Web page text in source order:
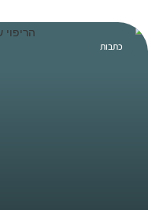
כתבות